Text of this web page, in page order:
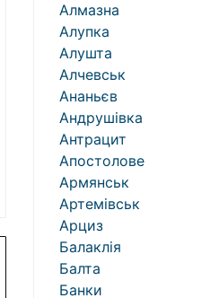
Алмазна
Алупка
Алушта
Алчевськ
Ананьєв
Андрушівка
Антрацит
Апостолове
Армянськ
Артемівськ
Арциз
Балаклія
Балта
Банки